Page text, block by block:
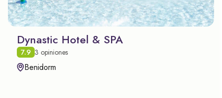
Dynastic Hotel & SPA
7.9 3 opiniones
Benidorm